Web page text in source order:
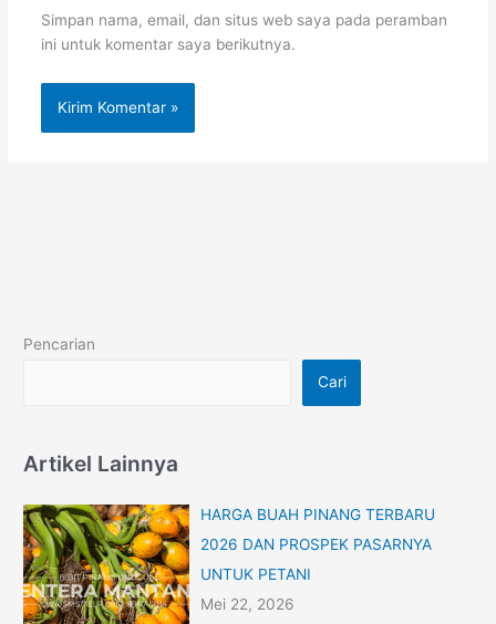
Simpan nama, email, dan situs web saya pada peramban
ini untuk komentar saya berikutnya.
Pencarian
Cari
Artikel Lainnya
HARGA BUAH PINANG TERBARU
2026 DAN PROSPEK PASARNYA
UNTUK PETANI
Mei 22, 2026